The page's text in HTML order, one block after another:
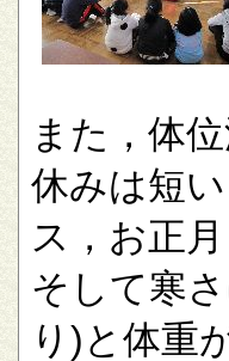
また，体
休みは短
ス，お正月
そして寒
り)と体重